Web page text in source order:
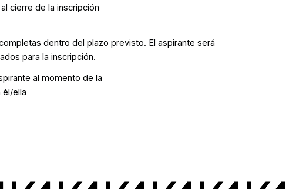
cierre de la inscripción
dentro del plazo previsto. El aspirante será
para la inscripción.
al momento de la
él/ella